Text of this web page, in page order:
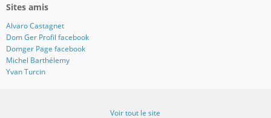
Sites amis
Alvaro Castagnet
Dom Ger Profil facebook
Domger Page facebook
Michel Barthélemy
Yvan Turcin
Voir tout le site